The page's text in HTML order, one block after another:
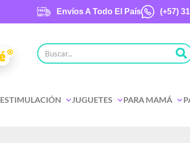
Envíos A Todo El País (+57)
ESTIMULACIÓN JUGUETES PARA MAMÁ